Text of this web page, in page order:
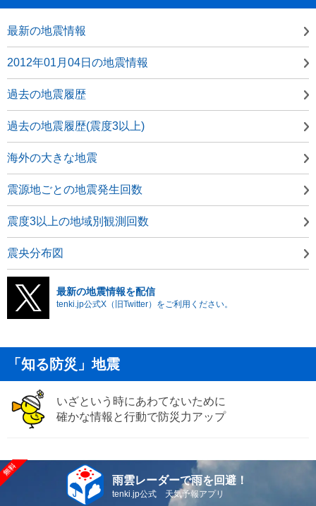
最新の地震情報
2012年01月04日の地震情報
過去の地震履歴
過去の地震履歴(震度3以上)
海外の大きな地震
震源地ごとの地震発生回数
震度3以上の地域別観測回数
震央分布図
最新の地震情報を配信
tenki.jp公式X（旧Twitter）をご利用ください。
「知る防災」地震
いざという時にあわてないために
確かな情報と行動で防災力アップ
雨雲レーダーで雨を回避！
tenki.jp公式 天気予報アプリ